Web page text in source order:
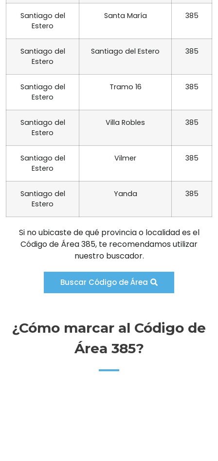
Santiago del
Estero
Santa María 385
Santiago del
Estero
Santiago del Estero 385
Santiago del
Estero
Tramo 16 385
Santiago del
Estero
Villa Robles 385
Santiago del
Estero
Vilmer 385
Santiago del
Estero
Yanda 385
Si no ubicaste de qué provincia o localidad es el
Código de Área 385, te recomendamos utilizar
nuestro buscador.
Buscar Código de Área
¿Cómo marcar al Código de
Área 385?